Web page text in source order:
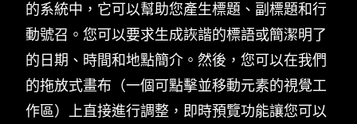
的系統中，它可以幫助您產生標題、副標題和行
動號召。您可以要求生成詼諧的標語或簡潔明了
的日期、時間和地點簡介。然後，您可以在我們
的拖放式畫布（一個可點擊並移動元素的視覺工
作區）上直接進行調整，即時預覽功能讓您可以